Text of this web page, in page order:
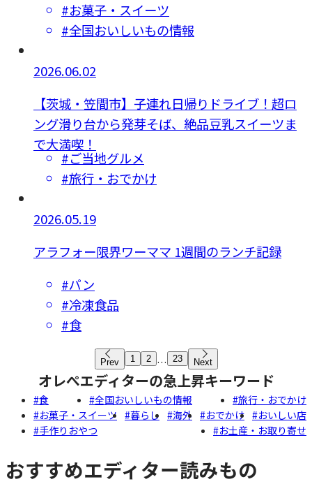
#お菓子・スイーツ
#全国おいしいもの情報
2026.06.02
【茨城・笠間市】子連れ日帰りドライブ！超ロ
ング滑り台から発芽そば、絶品豆乳スイーツま
で大満喫！
#ご当地グルメ
#旅行・おでかけ
2026.05.19
アラフォー限界ワーママ 1週間のランチ記録
#パン
#冷凍食品
#食
Prev 1 2 ... 23 Next
オレぺエディターの急上昇キーワード
食 全国おいしいもの情報
旅行・おでかけ
お菓子・スイーツ
暮らし 海外 おでかけ
おいしい店
手作りおやつ
お土産・お取り寄せ
おすすめエディター読みもの